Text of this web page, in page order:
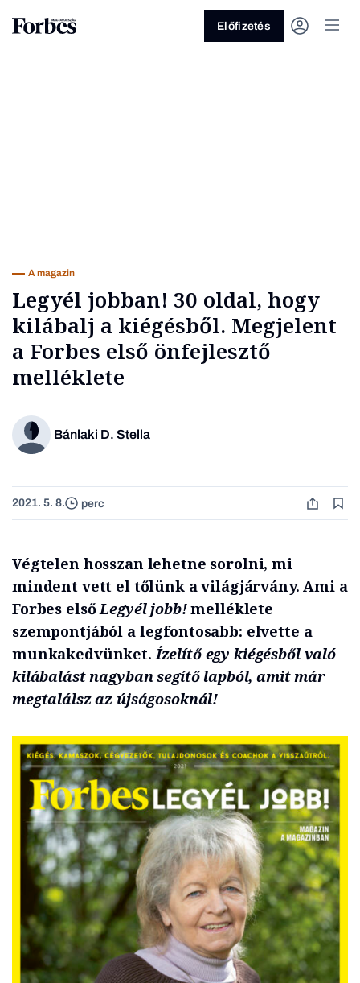
Előfizetés
A magazin
Legyél jobban! 30 oldal, hogy
kilábalj a kiégésből. Megjelent
a Forbes első önfejlesztő
melléklete
Bánlaki D. Stella
2021. 5. 8. perc
Végtelen hosszan lehetne sorolni, mi
mindent vett el tőlünk a világjárvány. Ami a
Forbes elsőLegyél jobb!melléklete
szempontjából a legfontosabb: elvette a
munkakedvünket.Ízelítő egy kiégésből való
kilábalást nagyban segítő lapból, amit már
megtalálsz az újságosoknál!